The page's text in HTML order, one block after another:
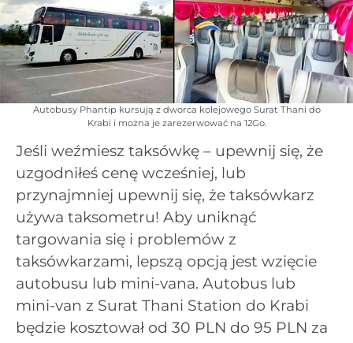
Autobusy Phantip kursują z dworca kolejowego Surat Thani do
Krabi i można je zarezerwować na 12Go.
Jeśli weźmiesz taksówkę – upewnij się, że
uzgodniłeś cenę wcześniej, lub
przynajmniej upewnij się, że taksówkarz
używa taksometru! Aby uniknąć
targowania się i problemów z
taksówkarzami, lepszą opcją jest wzięcie
autobusu lub mini-vana. Autobus lub
mini-van z Surat Thani Station do Krabi
będzie kosztował od 30 PLN do 95 PLN za